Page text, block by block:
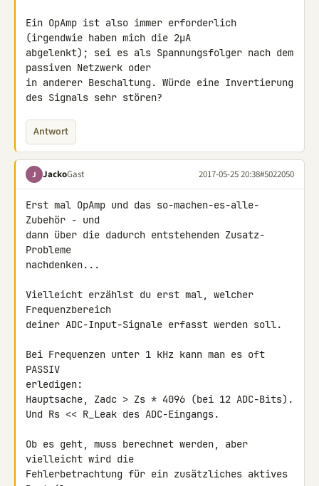
Ein OpAmp ist also immer erforderlich
(irgendwie haben mich die 2µA
abgelenkt); sei es als Spannungsfolger nach dem
passiven Netzwerk oder
in anderer Beschaltung. Würde eine Invertierung
des Signals sehr stören?
Antwort
J JackoGast 2017-05-25 20:38#5022050
Erst mal OpAmp und das so-machen-es-alle-
Zubehör - und
dann über die dadurch entstehenden Zusatz-
Probleme
nachdenken...
Vielleicht erzählst du erst mal, welcher
Frequenzbereich
deiner ADC-Input-Signale erfasst werden soll.
Bei Frequenzen unter 1 kHz kann man es oft
PASSIV
erledigen:
Hauptsache, Zadc > Zs * 4096 (bei 12 ADC-Bits).
Und Rs << R_Leak des ADC-Eingangs.
Ob es geht, muss berechnet werden, aber
vielleicht wird die
Fehlerbetrachtung für ein zusätzliches aktives